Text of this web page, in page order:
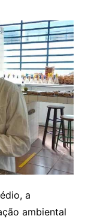
a
ambiental